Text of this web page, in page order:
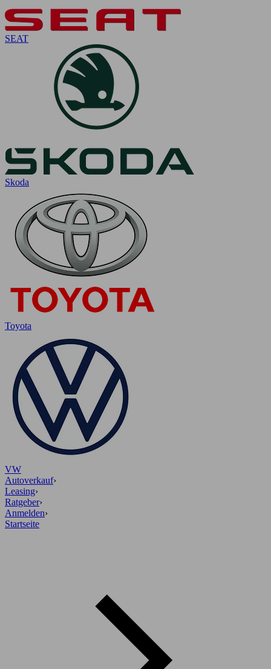
SEAT
Skoda
Toyota
VW
Autoverkauf›
Leasing›
Ratgeber›
Anmelden›
Startseite